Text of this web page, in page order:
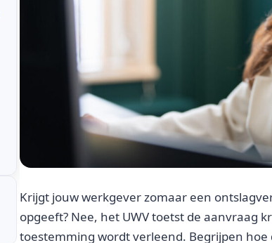
Krijgt jouw werkgever zomaar een
opgeeft? Nee, het UWV toetst de aanvraag
toestemming wordt verleend. Begrijpen